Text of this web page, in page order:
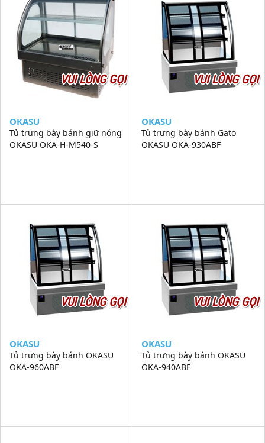
VUI LÒNG GỌI
OKASU
Tủ trưng bày bánh giữ nóng
OKASU OKA-H-M540-S
VUI LÒNG GỌI
OKASU
Tủ trưng bày bánh Gato
OKASU OKA-930ABF
VUI LÒNG GỌI
OKASU
Tủ trưng bày bánh OKASU
OKA-960ABF
VUI LÒNG GỌI
OKASU
Tủ trưng bày bánh OKASU
OKA-940ABF